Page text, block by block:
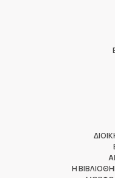
Η